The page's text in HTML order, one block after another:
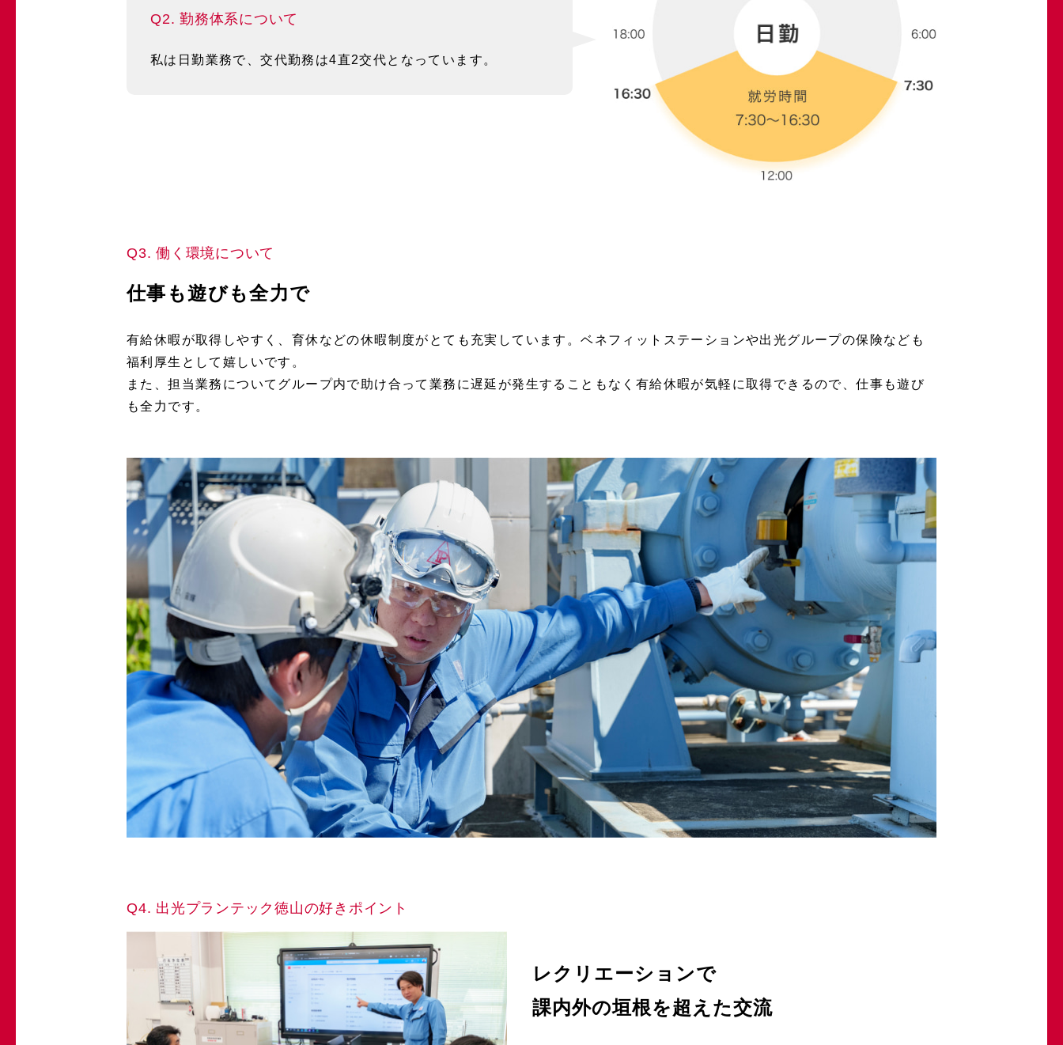
Q2. 勤務体系について
私は日勤業務で、交代勤務は4直2交代となっています。
Q3. 働く環境について
仕事も遊びも全力で
有給休暇が取得しやすく、育休などの休暇制度がとても充実しています。ベネフィットステーションや出光グループの保険なども
福利厚生として嬉しいです。
また、担当業務についてグループ内で助け合って業務に遅延が発生することもなく有給休暇が気軽に取得できるので、仕事も遊び
も全力です。
Q4. 出光プランテック徳山の好きポイント
レクリエーションで
課内外の垣根を超えた交流